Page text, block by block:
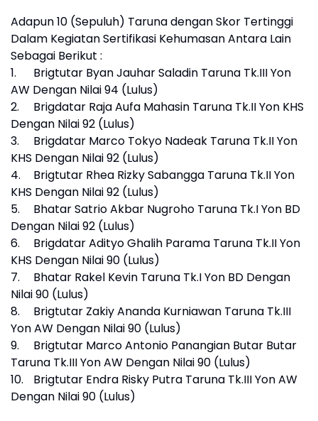
Adapun 10 (Sepuluh) Taruna dengan Skor Tertinggi
Dalam Kegiatan Sertifikasi Kehumasan Antara Lain
Sebagai Berikut :
1.
Brigtutar Byan Jauhar Saladin Taruna Tk.III Yon
AW Dengan Nilai 94 (Lulus)
2.
Brigdatar Raja Aufa Mahasin Taruna Tk.II Yon KHS
Dengan Nilai 92 (Lulus)
3.
Brigdatar Marco Tokyo Nadeak Taruna Tk.II Yon
KHS Dengan Nilai 92 (Lulus)
4.
Brigtutar Rhea Rizky Sabangga Taruna Tk.II Yon
KHS Dengan Nilai 92 (Lulus)
5.
Bhatar Satrio Akbar Nugroho Taruna Tk.I Yon BD
Dengan Nilai 92 (Lulus)
6.
Brigdatar Adityo Ghalih Parama Taruna Tk.II Yon
KHS Dengan Nilai 90 (Lulus)
7.
Bhatar Rakel Kevin Taruna Tk.I Yon BD Dengan
Nilai 90 (Lulus)
8.
Brigtutar Zakiy Ananda Kurniawan Taruna Tk.III
Yon AW Dengan Nilai 90 (Lulus)
9.
Brigtutar Marco Antonio Panangian Butar Butar
Taruna Tk.III Yon AW Dengan Nilai 90 (Lulus)
10.
Brigtutar Endra Risky Putra Taruna Tk.III Yon AW
Dengan Nilai 90 (Lulus)